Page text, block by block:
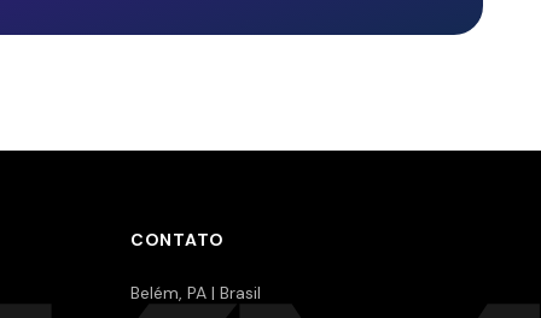
CONTATO
Belém, PA | Brasil